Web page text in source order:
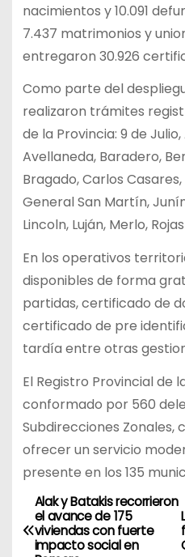
nacimientos y 10.091
7.437 matrimonios y
entregaron 30.926
Como parte del
realizaron trámites
de la Provincia: 9 de
Avellaneda, Baradero,
Bragado, Carlos
General San Martín,
Lincoln, Luján, Merlo,
En los operativos
disponibles de forma
partidas, certificado de
certificado de pre
tardía entre otras
El Registro Provincial de
conformado por 560
Subdirecciones Zonales,
ofrecer un servicio
presente en los 135
N
a
Alak y Batakis recorrieron
el avance de 175
viviendas con fuerte
impacto social en